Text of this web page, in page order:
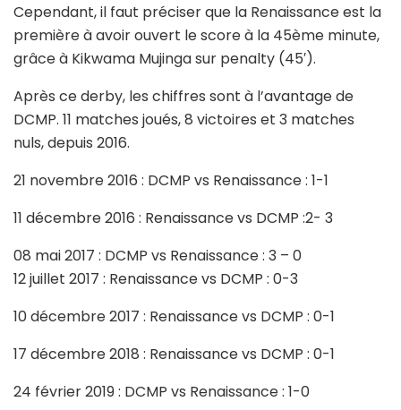
Cependant, il faut préciser que la Renaissance est la
première à avoir ouvert le score à la 45ème minute,
grâce à Kikwama Mujinga sur penalty (45′).
Après ce derby, les chiffres sont à l’avantage de
DCMP. 11 matches joués, 8 victoires et 3 matches
nuls, depuis 2016.
21 novembre 2016 : DCMP vs Renaissance : 1-1
11 décembre 2016 : Renaissance vs DCMP :2- 3
08 mai 2017 : DCMP vs Renaissance : 3 – 0
12 juillet 2017 : Renaissance vs DCMP : 0-3
10 décembre 2017 : Renaissance vs DCMP : 0-1
17 décembre 2018 : Renaissance vs DCMP : 0-1
24 février 2019 : DCMP vs Renaissance : 1-0